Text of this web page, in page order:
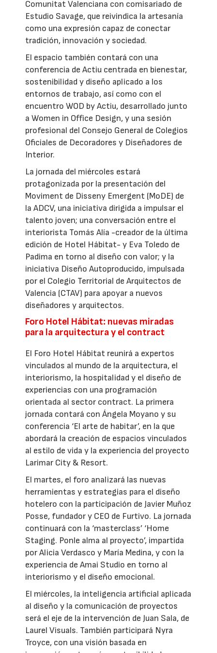
Comunitat Valenciana con comisariado de
Estudio Savage, que reivindica la artesanía
como una expresión capaz de conectar
tradición, innovación y sociedad.
El espacio también contará con una
conferencia de Actiu centrada en bienestar,
sostenibilidad y diseño aplicado a los
entornos de trabajo, así como con el
encuentro WOD by Actiu, desarrollado junto
a Women in Office Design, y una sesión
profesional del Consejo General de Colegios
Oficiales de Decoradores y Diseñadores de
Interior.
La jornada del miércoles estará
protagonizada por la presentación del
Moviment de Disseny Emergent (MoDE) de
la ADCV, una iniciativa dirigida a impulsar el
talento joven; una conversación entre el
interiorista Tomás Alía -creador de la última
edición de Hotel Hábitat- y Eva Toledo de
Padima en torno al diseño con valor; y la
iniciativa Diseño Autoproducido, impulsada
por el Colegio Territorial de Arquitectos de
Valencia (CTAV) para apoyar a nuevos
diseñadores y arquitectos.
Foro Hotel Hábitat: nuevas miradas
para la arquitectura y el contract
El Foro Hotel Hábitat reunirá a expertos
vinculados al mundo de la arquitectura, el
interiorismo, la hospitalidad y el diseño de
experiencias con una programación
orientada al sector contract. La primera
jornada contará con Ángela Moyano y su
conferencia ‘El arte de habitar’, en la que
abordará la creación de espacios vinculados
al estilo de vida y la experiencia del proyecto
Larimar City & Resort.
El martes, el foro analizará las nuevas
herramientas y estrategias para el diseño
hotelero con la participación de Javier Muñoz
Posse, fundador y CEO de Furtivo. La jornada
continuará con la ‘masterclass’ ‘Home
Staging. Ponle alma al proyecto’, impartida
por Alicia Verdasco y María Medina, y con la
experiencia de Amai Studio en torno al
interiorismo y el diseño emocional.
El miércoles, la inteligencia artificial aplicada
al diseño y la comunicación de proyectos
será el eje de la intervención de Juan Sala, de
Laurel Visuals. También participará Nyra
Troyce, con una visión basada en